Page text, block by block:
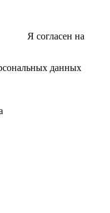
Я согласен на
данных